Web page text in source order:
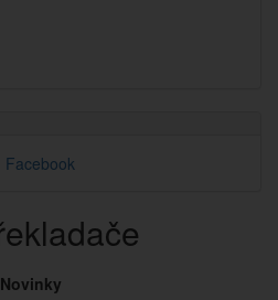
Novinky